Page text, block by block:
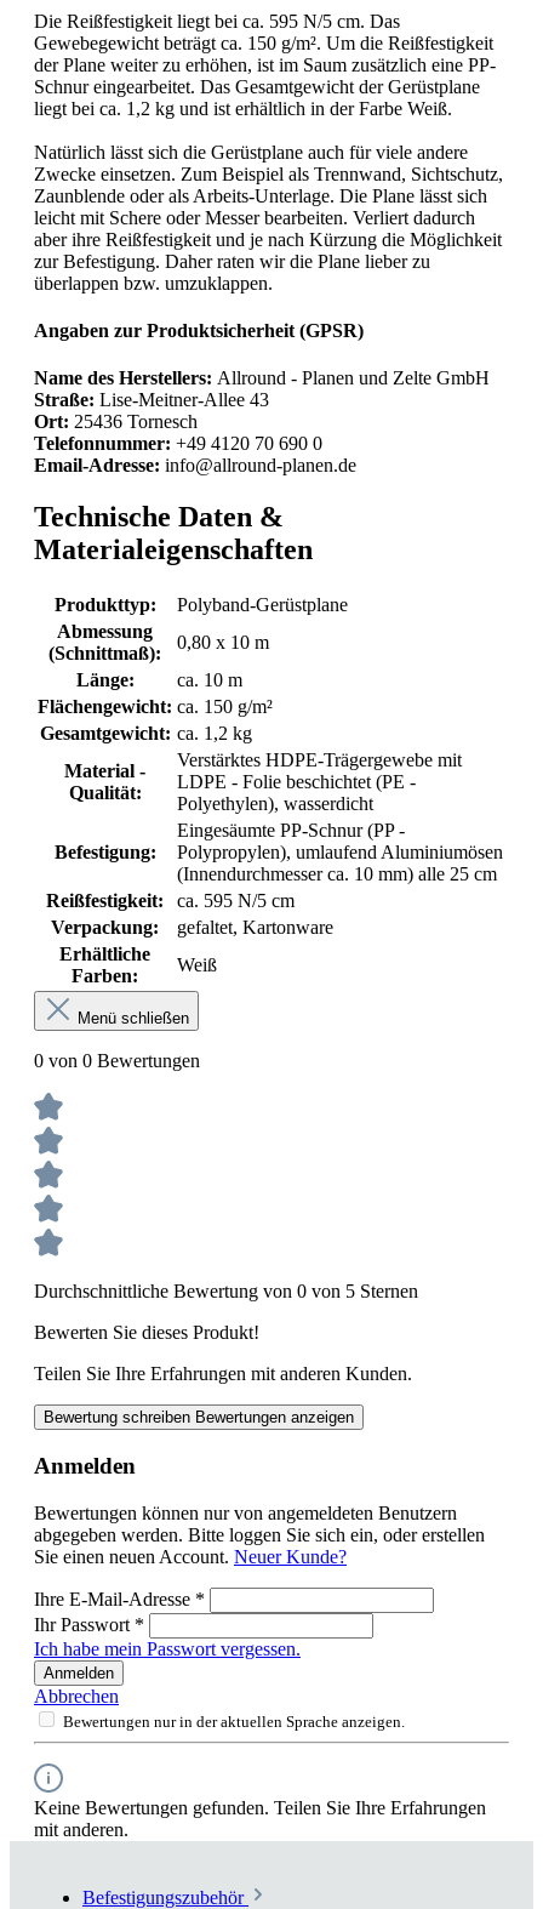
Die Reißfestigkeit liegt bei ca. 595 N/5 cm. Das
Gewebegewicht beträgt ca. 150 g/m². Um die Reißfestigkeit
der Plane weiter zu erhöhen, ist im Saum zusätzlich eine PP-
Schnur eingearbeitet. Das Gesamtgewicht der Gerüstplane
liegt bei ca. 1,2 kg und ist erhältlich in der Farbe Weiß.
Natürlich lässt sich die Gerüstplane auch für viele andere
Zwecke einsetzen. Zum Beispiel als Trennwand, Sichtschutz,
Zaunblende oder als Arbeits-Unterlage. Die Plane lässt sich
leicht mit Schere oder Messer bearbeiten. Verliert dadurch
aber ihre Reißfestigkeit und je nach Kürzung die Möglichkeit
zur Befestigung. Daher raten wir die Plane lieber zu
überlappen bzw. umzuklappen.
Angaben zur Produktsicherheit (GPSR)
Name des Herstellers: Allround - Planen und Zelte GmbH
Straße: Lise-Meitner-Allee 43
Ort: 25436 Tornesch
Telefonnummer: +49 4120 70 690 0
Email-Adresse: info@allround-planen.de
Technische Daten &
Materialeigenschaften
Produkttyp:
Polyband-Gerüstplane
Abmessung
(Schnittmaß):
0,80 x 10 m
Länge:
ca. 10 m
Flächengewicht: ca. 150 g/m²
Gesamtgewicht: ca. 1,2 kg
Material -
Qualität:
Verstärktes HDPE-Trägergewebe mit
LDPE - Folie beschichtet (PE -
Polyethylen), wasserdicht
Befestigung:
Eingesäumte PP-Schnur (PP -
Polypropylen), umlaufend Aluminiumösen
(Innendurchmesser ca. 10 mm) alle 25 cm
Reißfestigkeit:
ca. 595 N/5 cm
Verpackung:
gefaltet, Kartonware
Erhältliche
Farben:
Weiß
Menü schließen
0 von 0 Bewertungen
Durchschnittliche Bewertung von 0 von 5 Sternen
Bewerten Sie dieses Produkt!
Teilen Sie Ihre Erfahrungen mit anderen Kunden.
Bewertung schreiben Bewertungen anzeigen
Anmelden
Bewertungen können nur von angemeldeten Benutzern
abgegeben werden. Bitte loggen Sie sich ein, oder erstellen
Sie einen neuen Account. Neuer Kunde?
Ihre E-Mail-Adresse *
Ihr Passwort *
Ich habe mein Passwort vergessen.
Anmelden
Abbrechen
Bewertungen nur in der aktuellen Sprache anzeigen.
Keine Bewertungen gefunden. Teilen Sie Ihre Erfahrungen
mit anderen.
Befestigungszubehör